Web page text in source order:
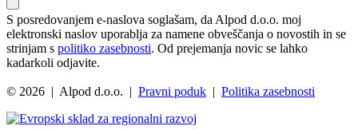
S posredovanjem e-naslova soglašam, da Alpod d.o.o. moj
elektronski naslov uporablja za namene obveščanja o novostih in se
strinjam s politiko zasebnosti. Od prejemanja novic se lahko
kadarkoli odjavite.
© 2026 | Alpod d.o.o. | Pravni poduk | Politika zasebnosti